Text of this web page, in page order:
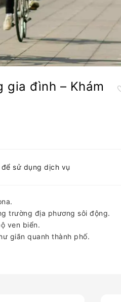
gia đình – Khám
sử dụng dịch vụ
trường địa phương sôi động.
ven biển.
giãn quanh thành phố.